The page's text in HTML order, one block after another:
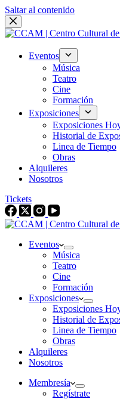
Saltar al contenido
Eventos
Música
Teatro
Cine
Formación
Exposiciones
Exposiciones
Historial de
Linea de Tiempo
Obras
Alquileres
Nosotros
Tickets
Eventos
Música
Teatro
Cine
Formación
Exposiciones
Exposiciones
Historial de
Linea de Tiempo
Obras
Alquileres
Nosotros
Membresía
Regístrate